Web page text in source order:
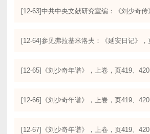
[12-63]中共中央文献研究室编：《刘少奇传
[12-64]参见弗拉基米洛夫：《延安日记》，
[12-65]《刘少奇年谱》，上卷，页419、420
[12-66]《刘少奇年谱》，上卷，页419、420
[12-67]《刘少奇年谱》，上卷，页419、420